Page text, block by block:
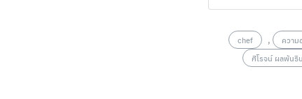
chef , ความ
ศิโรจน์ ผลพันธิน